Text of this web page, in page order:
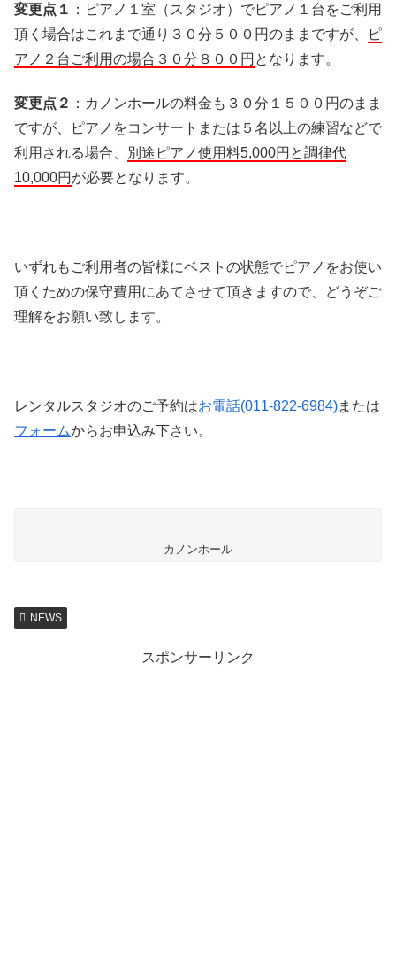
変更点１ ：ピアノ１室（スタジオ）でピアノ１台をご利用
頂く場合はこれまで通り３０分５００円のままですが、
ピ
アノ２台ご利用の場合３０分８００円 となります。
変更点２ ：カノンホールの料金も３０分１５００円のまま
ですが、ピアノをコンサートまたは５名以上の練習などで
利用される場合、
別途ピアノ使用料5,000円と調律代
10,000円 が必要となります。
いずれもご利用者の皆様にベストの状態でピアノをお使い
頂くための保守費用にあてさせて頂きますので、どうぞご
理解をお願い致します。
レンタルスタジオのご予約はお電話(011-822-6984)または
フォームからお申込み下さい。
カノンホール
NEWS
スポンサーリンク